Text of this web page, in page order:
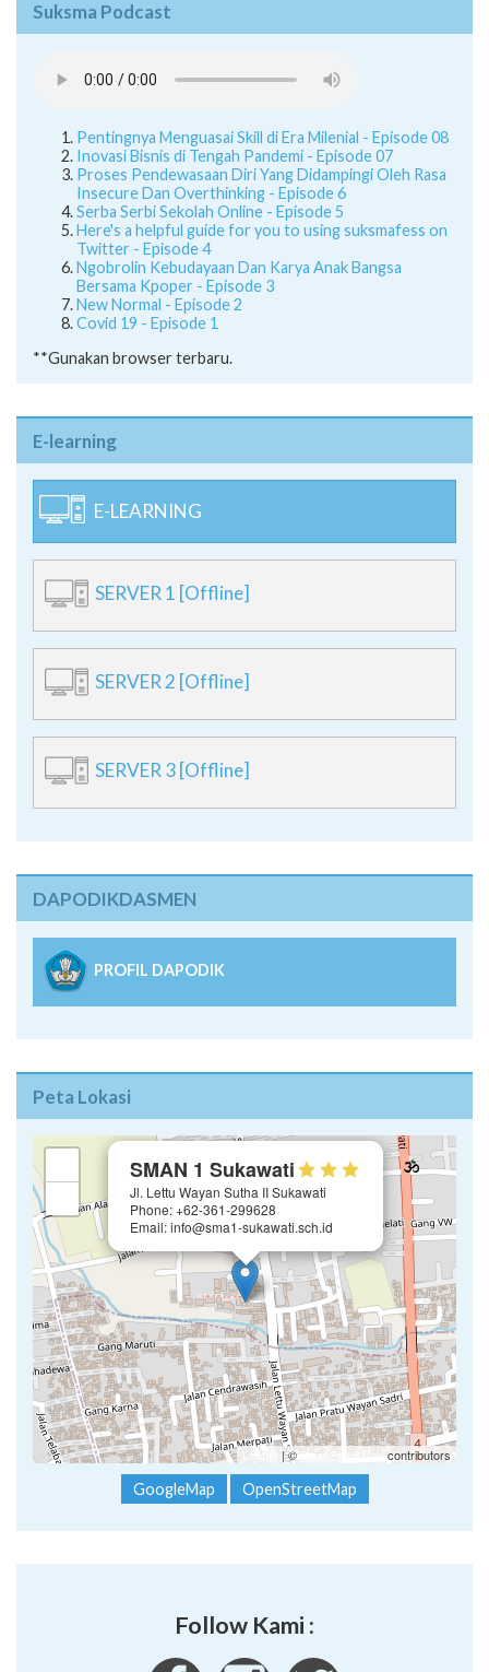
Suksma Podcast
Pentingnya Menguasai Skill di Era Milenial - Episode 08
Inovasi Bisnis di Tengah Pandemi - Episode 07
Proses Pendewasaan Diri Yang Didampingi Oleh Rasa
Insecure Dan Overthinking - Episode 6
Serba Serbi Sekolah Online - Episode 5
Here's a helpful guide for you to using suksmafess on
Twitter - Episode 4
Ngobrolin Kebudayaan Dan Karya Anak Bangsa
Bersama Kpoper - Episode 3
New Normal - Episode 2
Covid 19 - Episode 1
**Gunakan browser terbaru.
E-learning
E-LEARNING
SERVER 1 [Offline]
SERVER 2 [Offline]
SERVER 3 [Offline]
DAPODIKDASMEN
PROFIL DAPODIK
Peta Lokasi
SMAN 1 Sukawati
Jl. Lettu Wayan Sutha II Sukawati
Phone: +62-361-299628
Email: info@sma1-sukawati.sch.id
Leaflet | ©OpenStreetMapcontributors
GoogleMap OpenStreetMap
Follow Kami :